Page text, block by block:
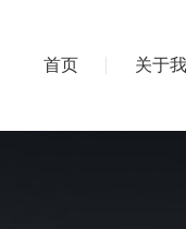
首页 关于